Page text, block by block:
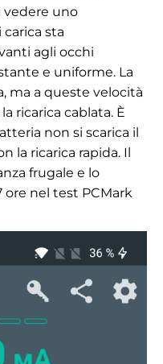
vedere uno
sta
agli occhi
e uniforme. La
ma a queste velocità
ricarica cablata. È
non si scarica il
la ricarica rapida. Il
frugale e lo
nel test PCMark